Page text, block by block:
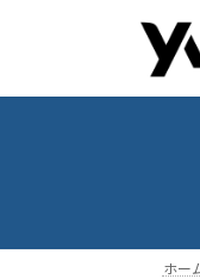
ン
ー
ホー